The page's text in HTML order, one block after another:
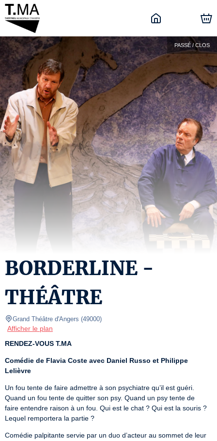
PASSÉ / CLOS
BORDERLINE -
THÉÂTRE
Grand Théâtre d'Angers (49000)
Afficher le plan
RENDEZ-VOUS T.MA
Comédie de Flavia Coste avec Daniel Russo et Philippe
Lelièvre
Un fou tente de faire admettre à son psychiatre qu’il est guéri.
Quand un fou tente de quitter son psy. Quand un psy tente de
faire entendre raison à un fou. Qui est le chat ? Qui est la souris ?
Lequel remportera la partie ?
Comédie palpitante servie par un duo d’acteur au sommet de leur